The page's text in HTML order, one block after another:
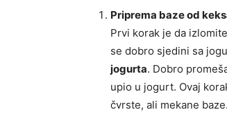
Priprema baze od
Prvi korak je da
se dobro sjedini sa
jogurta. Dobro
upio u jogurt. Ovaj
čvrste, ali mekane baze.